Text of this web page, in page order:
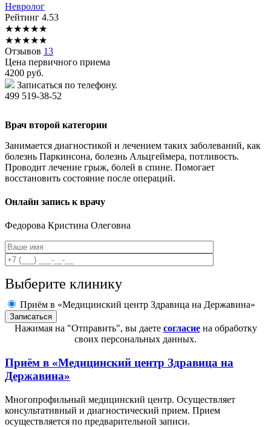
Невролог
Рейтинг 4.53
★★★★★
★★★★★
Отзывов 13
Цена первичного приема
4200 руб.
Записаться по телефону.
499 519-38-52
Врач второй категории
Занимается диагностикой и лечением таких заболеваний, как
болезнь Паркинсона, болезнь Альцгеймера, потливость.
Проводит лечение грыж, болей в спине. Помогает
восстановить состояние после операций.
Онлайн запись к врачу
Федорова Кристина Олеговна
Выберите клинику
Приём в «Медицинский центр Здравица на Державина»
Нажимая на "Отправить", вы даете согласиена обработку
своих персональных данных.
Приём в «Медицинский центр Здравица на
Державина»
Многопрофильный медицинский центр. Осуществляет
консультативный и диагностический прием. Прием
осуществляется по предварительной записи.